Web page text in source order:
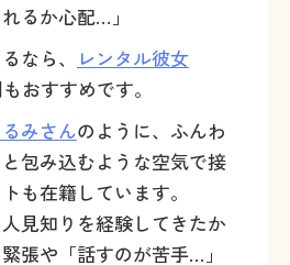
るか心配…」
なら、
レンタル彼女
おすすめです。
みさんのように、ふんわ
包み込むような空気で接
も在籍しています。
見知りを経験してきたか
張や「話すのが苦手…」